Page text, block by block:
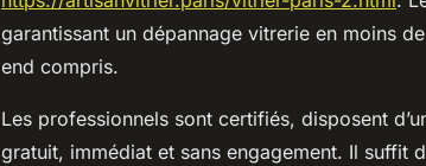
garantissant un dépannage vitrerie en moins
end compris.
Les professionnels sont certifiés, disposent
gratuit, immédiat et sans engagement. Il suffit